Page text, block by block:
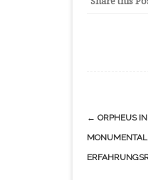
Navigation
(Beiträge)
← ORPHEUS